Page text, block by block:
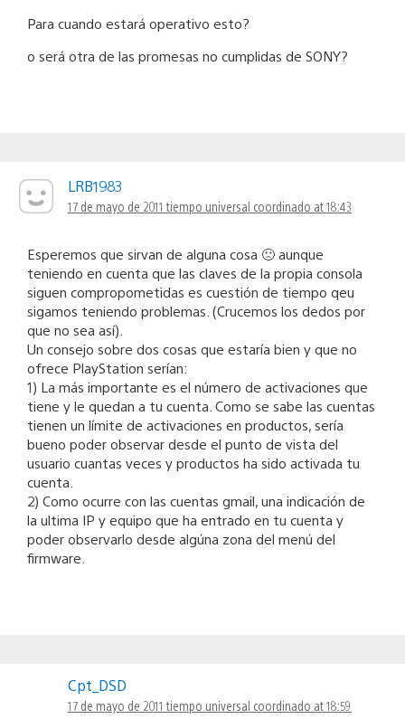
Para cuando estará operativo esto?
o será otra de las promesas no cumplidas de SONY?
LRB1983
17 de mayo de 2011 tiempo universal coordinado at 18:43
Esperemos que sirvan de alguna cosa 🙁 aunque
teniendo en cuenta que las claves de la propia consola
siguen compropometidas es cuestión de tiempo qeu
sigamos teniendo problemas. (Crucemos los dedos por
que no sea así).
Un consejo sobre dos cosas que estaría bien y que no
ofrece PlayStation serían:
1) La más importante es el número de activaciones que
tiene y le quedan a tu cuenta. Como se sabe las cuentas
tienen un límite de activaciones en productos, sería
bueno poder observar desde el punto de vista del
usuario cuantas veces y productos ha sido activada tu
cuenta.
2) Como ocurre con las cuentas gmail, una indicación de
la ultima IP y equipo que ha entrado en tu cuenta y
poder observarlo desde algúna zona del menú del
firmware.
Cpt_DSD
17 de mayo de 2011 tiempo universal coordinado at 18:59